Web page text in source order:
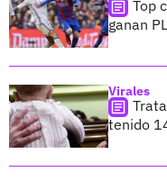
Top
ganan
Virales
tenido